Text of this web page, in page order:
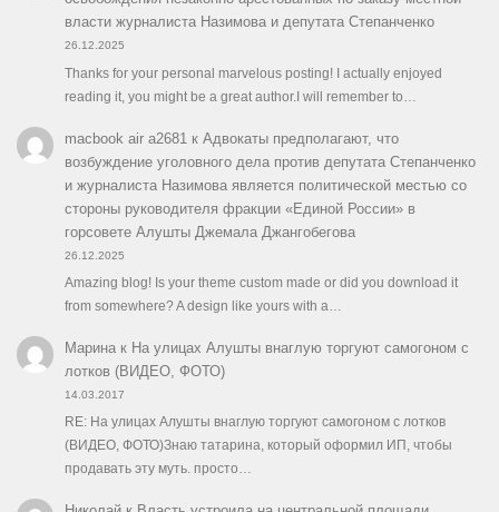
власти журналиста Назимова и депутата Степанченко
26.12.2025
Thanks for your personal marvelous posting! I actually enjoyed
reading it, you might be a great author.I will remember to…
macbook air a2681 к Адвокаты предполагают, что
возбуждение уголовного дела против депутата Степанченко
и журналиста Назимова является политической местью со
стороны руководителя фракции «Единой России» в
горсовете Алушты Джемала Джангобегова
26.12.2025
Amazing blog! Is your theme custom made or did you download it
from somewhere? A design like yours with a…
Маринак На улицах Алушты внаглую торгуют самогоном с
лотков (ВИДЕО, ФОТО)
14.03.2017
RE: На улицах Алушты внаглую торгуют самогоном с лотков
(ВИДЕО, ФОТО)Знаю татарина, который оформил ИП, чтобы
продавать эту муть. просто…